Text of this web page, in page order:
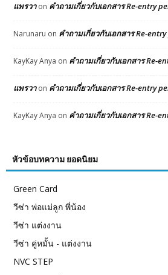
แพรวาon คำถามเกี่ยวกับเอกสาร Re-entry
Narunaru on คำถามเกี่ยวกับเอกสาร Re-
KayKay Anya on คำถามเกี่ยวกับเอกสาร Re-
แพรวาon คำถามเกี่ยวกับเอกสาร Re-entry
KayKay Anya on คำถามเกี่ยวกับเอกสาร Re-
หัวข้อบทความ ยอดนิยม
Green Card
วีซ่า พ่อแม่ลูก พี่น้อง
วีซ่า แต่งงาน
วีซ่า คู่หมั้น - แต่งงาน
NVC STEP